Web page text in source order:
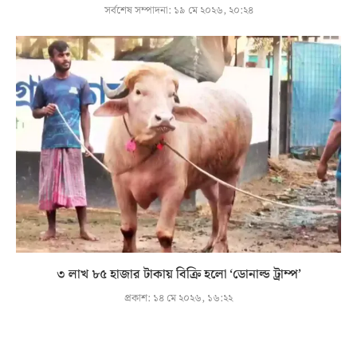
সর্বশেষ সম্পাদনা: ১৯ মে ২০২৬, ২০:২৪
৩ লাখ ৮৫ হাজার টাকায় বিক্রি হলো ‘ডোনাল্ড ট্রাম্প’
প্রকাশ: ১৪ মে ২০২৬, ১৬:২২